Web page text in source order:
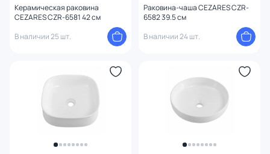
Керамическая раковина
CEZARES CZR-6581 42 см
В наличии 25 шт.
Раковина-чаша CEZARES CZR-
6582 39.5 см
В наличии 24 шт.